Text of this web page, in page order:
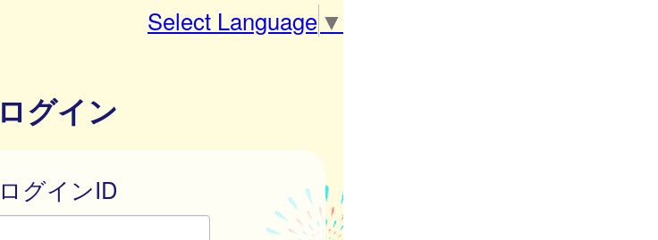
Select Language ▼
ログイン
ログインID